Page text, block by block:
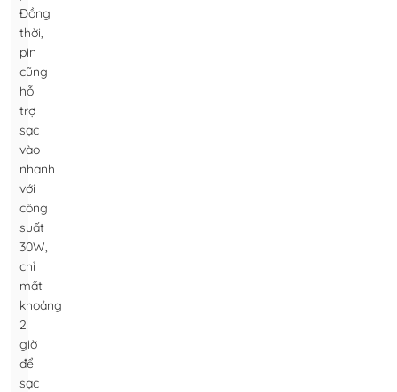
Đồng
thời,
pin
cũng
hỗ
trợ
sạc
vào
nhanh
với
công
suất
30W,
chỉ
mất
khoảng
2
giờ
để
sạc